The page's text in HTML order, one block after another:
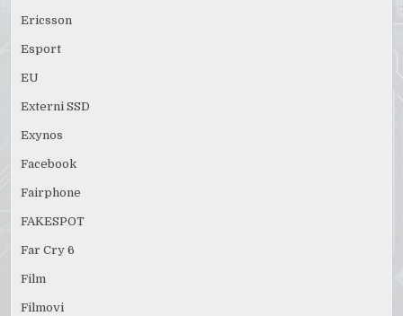
Ericsson
Esport
EU
Externi SSD
Exynos
Facebook
Fairphone
FAKESPOT
Far Cry 6
Film
Filmovi